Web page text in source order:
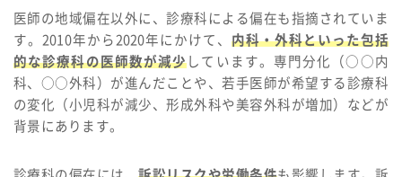
医師の地域偏在以外に、診療科による偏在も指摘されていま
す。2010年から2020年にかけて、内科・外科といった包括
的な診療科の医師数が減少 しています。専門分化（○○内
科、○○外科）が進んだことや、若手医師が希望する診療科
の変化（小児科が減少、形成外科や美容外科が増加）などが
背景にあります。